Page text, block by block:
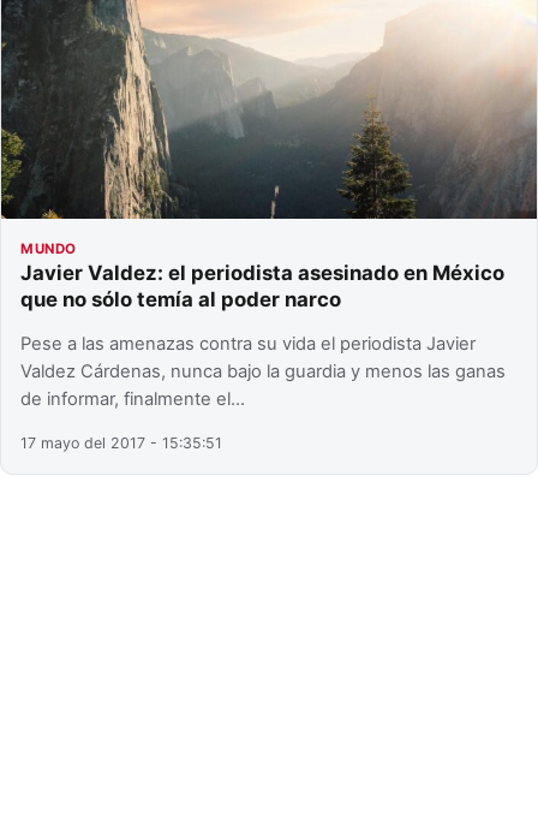
MUNDO
Javier Valdez: el periodista asesinado en México
que no sólo temía al poder narco
Pese a las amenazas contra su vida el periodista Javier
Valdez Cárdenas, nunca bajo la guardia y menos las ganas
de informar, finalmente el…
17 mayo del 2017 - 15:35:51